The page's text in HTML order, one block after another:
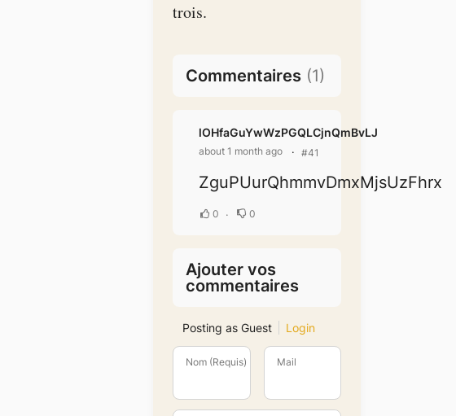
trois.
Commentaires (1)
lOHfaGuYwWzPGQLCjnQmBvLJ
about 1 month ago #41
ZguPUurQhmmvDmxMjsUzFhrx
0 0
Ajouter vos
commentaires
Posting as Guest Login
Nom (Requis) Mail